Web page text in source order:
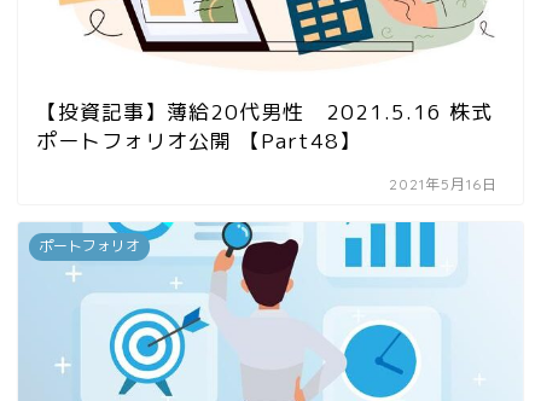
【投資記事】薄給20代男性 2021.5.16 株式
ポートフォリオ公開 【Part48】
2021年5月16日
ポートフォリオ